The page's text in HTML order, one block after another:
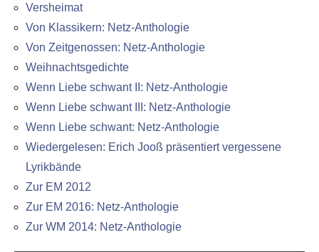
Versheimat
Von Klassikern: Netz-Anthologie
Von Zeitgenossen: Netz-Anthologie
Weihnachtsgedichte
Wenn Liebe schwant II: Netz-Anthologie
Wenn Liebe schwant III: Netz-Anthologie
Wenn Liebe schwant: Netz-Anthologie
Wiedergelesen: Erich Jooß präsentiert vergessene
Lyrikbände
Zur EM 2012
Zur EM 2016: Netz-Anthologie
Zur WM 2014: Netz-Anthologie